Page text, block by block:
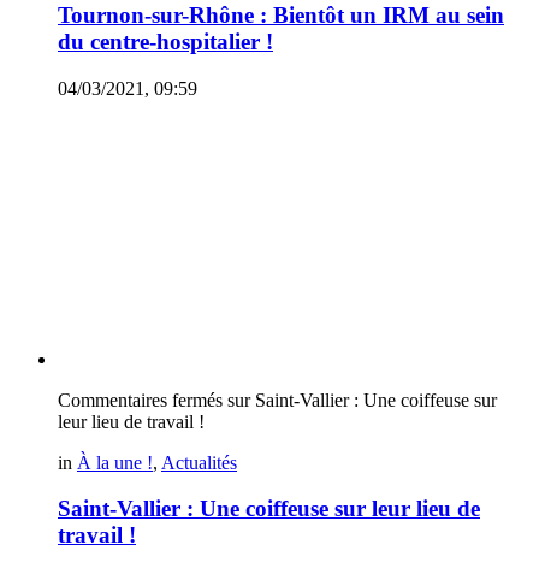
Tournon-sur-Rhône : Bientôt un IRM au sein
du centre-hospitalier !
04/03/2021, 09:59
Commentaires fermés sur Saint-Vallier : Une coiffeuse sur
leur lieu de travail !
in À la une !, Actualités
Saint-Vallier : Une coiffeuse sur leur lieu de
travail !